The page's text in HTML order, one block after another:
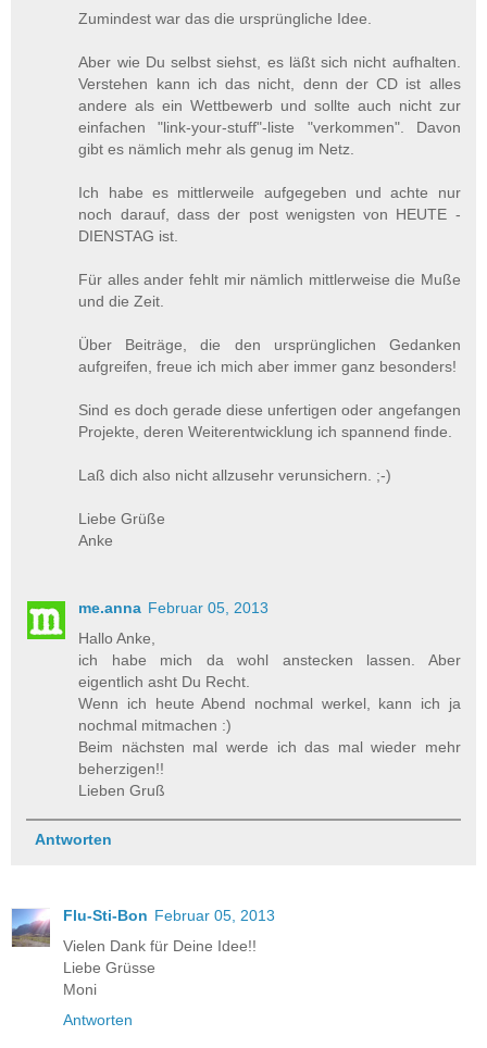
Zumindest war das die ursprüngliche Idee.
Aber wie Du selbst siehst, es läßt sich nicht aufhalten.
Verstehen kann ich das nicht, denn der CD ist alles
andere als ein Wettbewerb und sollte auch nicht zur
einfachen "link-your-stuff"-liste "verkommen". Davon
gibt es nämlich mehr als genug im Netz.
Ich habe es mittlerweile aufgegeben und achte nur
noch darauf, dass der post wenigsten von HEUTE -
DIENSTAG ist.
Für alles ander fehlt mir nämlich mittlerweise die Muße
und die Zeit.
Über Beiträge, die den ursprünglichen Gedanken
aufgreifen, freue ich mich aber immer ganz besonders!
Sind es doch gerade diese unfertigen oder angefangen
Projekte, deren Weiterentwicklung ich spannend finde.
Laß dich also nicht allzusehr verunsichern. ;-)
Liebe Grüße
Anke
me.anna Februar 05, 2013
Hallo Anke,
ich habe mich da wohl anstecken lassen. Aber
eigentlich asht Du Recht.
Wenn ich heute Abend nochmal werkel, kann ich ja
nochmal mitmachen :)
Beim nächsten mal werde ich das mal wieder mehr
beherzigen!!
Lieben Gruß
Antworten
Flu-Sti-Bon Februar 05, 2013
Vielen Dank für Deine Idee!!
Liebe Grüsse
Moni
Antworten